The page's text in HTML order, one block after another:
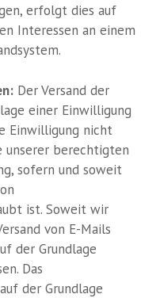
erfolgt dies auf
Interessen an einem
Der Versand der
einer Einwilligung
Einwilligung nicht
unserer berechtigten
sofern und soweit
ist. Soweit wir
von E-Mails
der Grundlage
Das
der Grundlage